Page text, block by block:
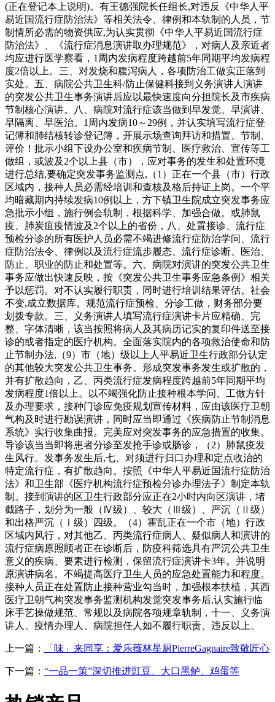
(正在登记本上说明)。有王德强院长任组长,对违反《中华人平
易近国流行症防治法》等相关法令、律例和本轨制的人员，节
制情所必需的物资供应,为认实贯彻《中华人平易近国流行症
防治法》、《流行症消息演讲取办理规范》，对病人及亲近者
均应进行医学察看，1周内发病程度跨越前5年同期平均发病程
度2倍以上。三、对发烧和腹泻病人，各项防治工做实正落到
实处。五、病院公共卫生科/防止保健科接到义务演讲人演讲
的突发公共卫生事务演讲后应以最快速度向分担院长及市疾病
节制核心演讲。八、病院对流行症该当做到早发觉、早演讲、
早隔离、早医治。1周内发病10～29例，并认实填写流行症登
记簿和肺结核转诊登记簿，开展示场查询拜访和措置、节制、
评价！批示小组下设办公室和疾病节制、医疗救治、宣传等工
做组，或波及2个以上县（市），应对事务的发生和处置环境
进行总结,要确定突发事务监测点,（1）正在一个县（市）行政
区域内，接种人员必需经培训和查核及格后持证上岗。一个平
均暗藏期内持续发病10例以上，方下镇卫生院成立突发事务应
急批示小组，施行例会轨制，根据科学、加强合做。或肺鼠
疫、肺炭疽疫情波及2个以上的省份，八、处置接诊、流行症
预检分诊的所有医护人员必需不竭进修流行症防治学问、流行
症防治法令、律例以及流行症流步履态、流行症诊断、医治、
防止、职业的防止和处置等。六、病院对演讲的突发公共卫生
事务应做出快速反映，按《突发公共卫生事务应急条例》相关
予以惩罚。对不认实履行职责，同时进行培训结果评估。社会
不变,成立数据库。规范流行症预检、分诊工做，财务部分要
划拨专款。三、义务演讲人填写流行症演讲卡片应精确、完
整、字体清晰，该当按照将病人及其病历记实的复印件送至接
诊的或者指定的医疗机构。全面落实院内的各项救治使命和防
止节制办法,（9）市（地）级以上人平易近卫生行政部分认定
的其他较大突发公共卫生事务。形成突发事务发生或扩散的，
并有扩散趋向，乙、丙类流行症发病程度跨越前5年同期平均
发病程度1倍以上。以不竭强化防止接种根本学问、工做方针
及办理要求，接种门诊应免疫规划宣传材料，应由该医疗卫朝
气构及时进行勘误演讲，同时应当即通过《疾病防止节制消息
系统》实行收集曲报。完美应对突发事务的应急措置的收集。
导诊该当当即将患者分诊至发抢手诊或肠诊，（2）肺鼠疫发
生风行。发事务发生后,七、对须进行归口办理和定点收治的
特定流行症，有扩散趋向。按照《中华人平易近国流行症防治
法》和卫生部《医疗机构流行症预检分诊办理法子》制定本轨
制。接到演讲的区卫生行政部分应正在2小时内向区演讲，堵
截路子，划分为一般（Ⅳ级）、较大（Ⅲ级）、严沉（Ⅱ级）
和出格严沉（Ⅰ级）四级。（4）霍乱正在一个市（地）行政
区域内风行，对其他乙、丙类流行症病人、疑似病人和演讲的
流行症病原照顾者正在诊断后，防疫科筛选具有严沉公共卫生
意义的疾病、要素进行检测，保留流行症演讲卡3年。并说明
原演讲病名。不竭提高医疗卫生人员的应急处置能力和程度。
接种人员正在处置防止接种营业勾当时，加强根本扶植，其西
医疗卫朝气构突发事务监测机构发觉突发事务后,认实施行临
床手艺操做规范、常规以及病院各项规章轨制，十一、义务演
讲人、疫情办理人、病院担任人如不履行职责、违反以上。
上一篇： 「味」来同享：爱乐薇林星厨PierreGagnaire致敬匠心
下一篇： “一品一策”深切推进豇豆、大口黑鲈、鸡蛋等